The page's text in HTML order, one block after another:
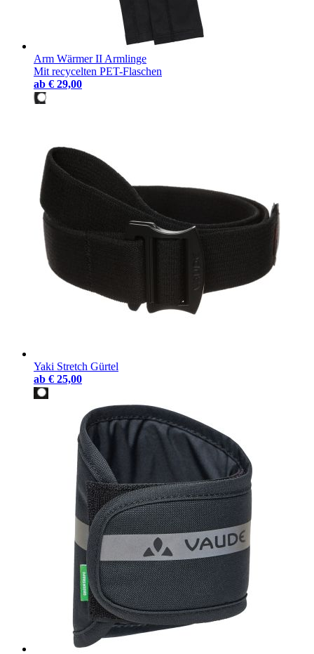
Arm Wärmer II Armlinge
Mit recycelten PET-Flaschen
ab € 29,00
Yaki Stretch Gürtel
ab € 25,00